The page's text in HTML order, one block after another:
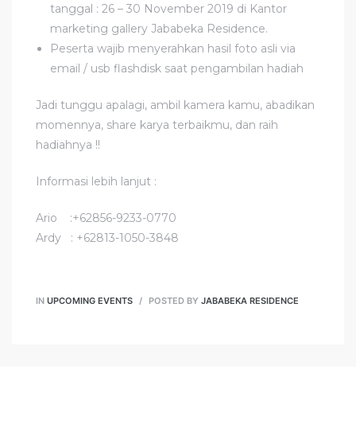
tanggal : 26 – 30 November 2019 di Kantor
marketing gallery Jababeka Residence.
Peserta wajib menyerahkan hasil foto asli via
email / usb flashdisk saat pengambilan hadiah
Jadi tunggu apalagi, ambil kamera kamu, abadikan
momennya, share karya terbaikmu, dan raih
hadiahnya !!
Informasi lebih lanjut :
Ario :+62856-9233-0770
Ardy : +62813-1050-3848
IN UPCOMING EVENTS POSTED BY JABABEKA RESIDENCE